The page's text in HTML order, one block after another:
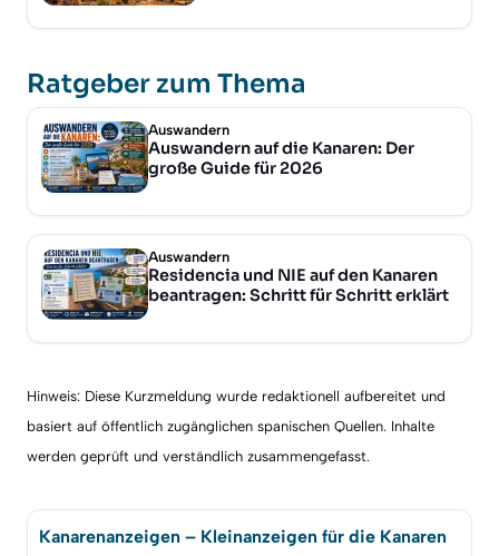
Ratgeber zum Thema
Auswandern
Auswandern auf die Kanaren: Der
große Guide für 2026
Auswandern
Residencia und NIE auf den Kanaren
beantragen: Schritt für Schritt erklärt
Hinweis: Diese Kurzmeldung wurde redaktionell aufbereitet und
basiert auf öffentlich zugänglichen spanischen Quellen. Inhalte
werden geprüft und verständlich zusammengefasst.
Kanarenanzeigen – Kleinanzeigen für die Kanaren